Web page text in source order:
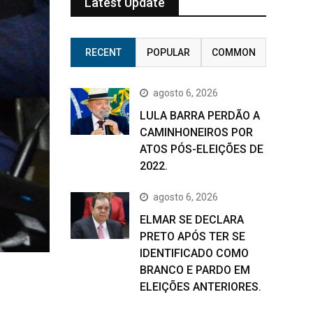
RECENT POPULAR COMMON
agosto 6, 2026
LULA BARRA PERDÃO A
CAMINHONEIROS POR
ATOS PÓS-ELEIÇÕES DE
2022.
agosto 6, 2026
ELMAR SE DECLARA
PRETO APÓS TER SE
IDENTIFICADO COMO
BRANCO E PARDO EM
ELEIÇÕES ANTERIORES.